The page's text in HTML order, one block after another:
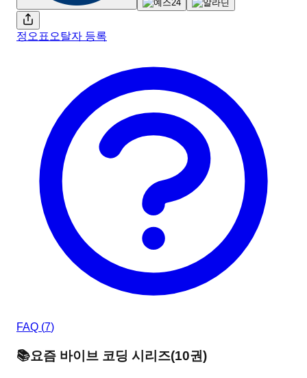
정오표 오탈자 등록
FAQ (7)
📚요즘 바이브 코딩 시리즈(10권)